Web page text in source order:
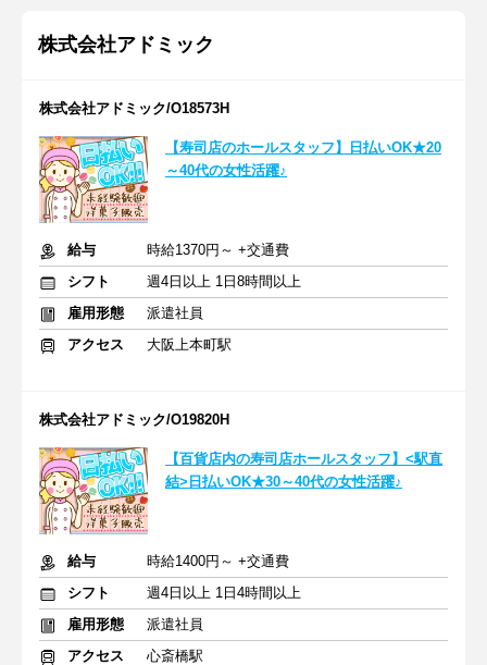
株式会社アドミック
株式会社アドミック/O18573H
【寿司店のホールスタッフ】日払いOK★20
～40代の女性活躍♪
給与
時給1370円～ +交通費
シフト
週4日以上 1日8時間以上
雇用形態
派遣社員
アクセス
大阪上本町駅
株式会社アドミック/O19820H
【百貨店内の寿司店ホールスタッフ】<駅直
結>日払いOK★30～40代の女性活躍♪
給与
時給1400円～ +交通費
シフト
週4日以上 1日4時間以上
雇用形態
派遣社員
アクセス
心斎橋駅